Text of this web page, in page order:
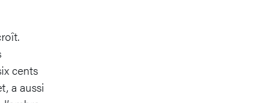
cents
a aussi